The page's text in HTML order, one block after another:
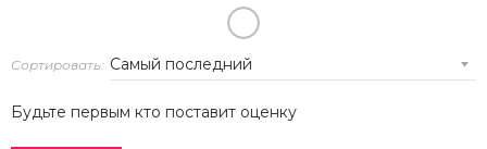
Сортировать:
Будьте первым кто поставит оценку